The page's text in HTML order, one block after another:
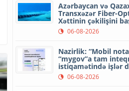
Azərbaycan və
Transxəzər Fiber-
Xəttinin çəkilişini
06-08-2026
Nazirlik: “Mobil
“mygov”a tam
istiqamətində işlər
06-08-2026